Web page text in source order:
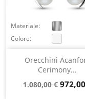
Orecchini
Cerimony...
Prezzo
1.080,00 € Prezzo
Materiale:
Colore:
Annulla